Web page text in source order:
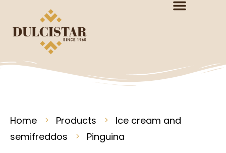
Home Products
Ice cream and
semifreddos
Pinguina